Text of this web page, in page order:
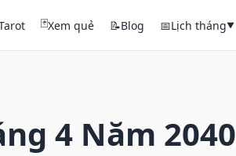
🃏Xem quẻ 📝Blog 📅Lịch tháng▼
4 Năm 2040